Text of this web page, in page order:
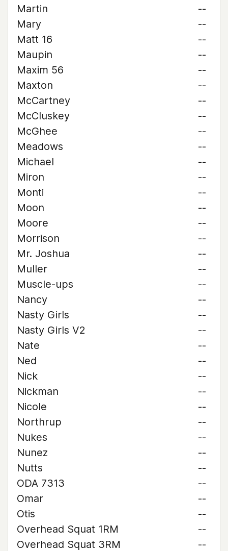
Martin
--
Mary
--
Matt 16
--
Maupin
--
Maxim 56
--
Maxton
--
McCartney
--
McCluskey
--
McGhee
--
Meadows
--
Michael
--
Miron
--
Monti
--
Moon
--
Moore
--
Morrison
--
Mr. Joshua
--
Muller
--
Muscle-ups
--
Nancy
--
Nasty Girls
--
Nasty Girls V2
--
Nate
--
Ned
--
Nick
--
Nickman
--
Nicole
--
Northrup
--
Nukes
--
Nunez
--
Nutts
--
ODA 7313
--
Omar
--
Otis
--
Overhead Squat 1RM
--
Overhead Squat 3RM
--